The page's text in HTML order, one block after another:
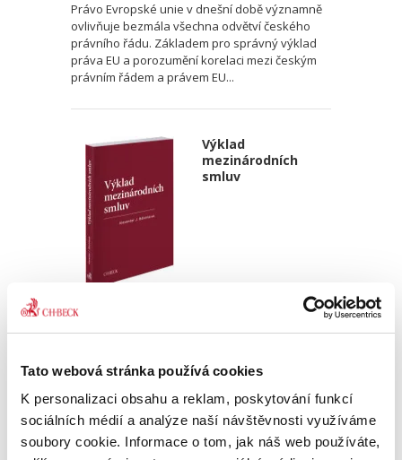
Tato webová stránka používá cookies
K personalizaci obsahu a reklam, poskytování funkcí
sociálních médií a analýze naší návštěvnosti využíváme
soubory cookie. Informace o tom, jak náš web používáte,
Právo Evropské unie v dnešní době významně
ovlivňuje bezmála všechna odvětví českého
právního řádu. Základem pro správný výklad
práva EU a porozumění korelaci mezi českým
právním řádem a právem EU...
Výklad
mezinárodních
smluv
Alexander J. Bělohlávek
Nová monografie se věnuje v české literatuře
dosud opomíjenému výkladu mezinárodních
smluv. Kompaktní a přece čtivý výklad zevrubně
rozebírá všechny možné aspekty výkladu
mezinárodních smluv;...